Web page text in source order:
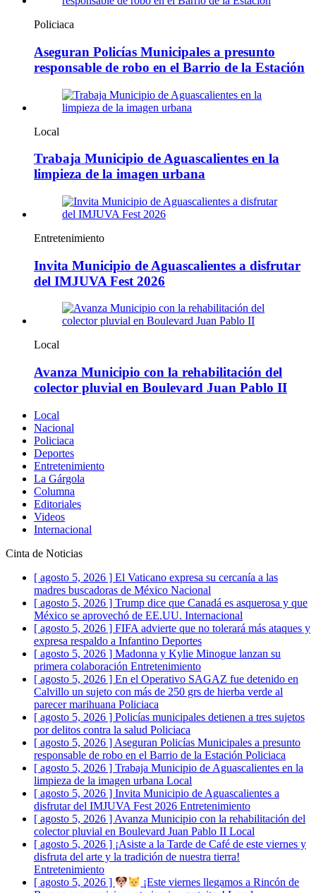
Policiaca
Aseguran Policías Municipales a presunto
responsable de robo en el Barrio de la Estación
Local
Trabaja Municipio de Aguascalientes en la
limpieza de la imagen urbana
Entretenimiento
Invita Municipio de Aguascalientes a disfrutar
del IMJUVA Fest 2026
Local
Avanza Municipio con la rehabilitación del
colector pluvial en Boulevard Juan Pablo II
Local
Nacional
Policiaca
Deportes
Entretenimiento
La Gárgola
Columna
Editoriales
Videos
Internacional
Cinta de Noticias
[ agosto 5, 2026 ] El Vaticano expresa su cercanía a las
madres buscadoras de México Nacional
[ agosto 5, 2026 ] Trump dice que Canadá es asquerosa y que
México se aprovechó de EE.UU. Internacional
[ agosto 5, 2026 ] FIFA advierte que no tolerará más ataques y
expresa respaldo a Infantino Deportes
[ agosto 5, 2026 ] Madonna y Kylie Minogue lanzan su
primera colaboración Entretenimiento
[ agosto 5, 2026 ] En el Operativo SAGAZ fue detenido en
Calvillo un sujeto con más de 250 grs de hierba verde al
parecer marihuana Policiaca
[ agosto 5, 2026 ] Policías municipales detienen a tres sujetos
por delitos contra la salud Policiaca
[ agosto 5, 2026 ] Aseguran Policías Municipales a presunto
responsable de robo en el Barrio de la Estación Policiaca
[ agosto 5, 2026 ] Trabaja Municipio de Aguascalientes en la
limpieza de la imagen urbana Local
[ agosto 5, 2026 ] Invita Municipio de Aguascalientes a
disfrutar del IMJUVA Fest 2026 Entretenimiento
[ agosto 5, 2026 ] Avanza Municipio con la rehabilitación del
colector pluvial en Boulevard Juan Pablo II Local
[ agosto 5, 2026 ] ¡Asiste a la Tarde de Café de este viernes y
disfruta del arte y la tradición de nuestra tierra!
Entretenimiento
[ agosto 5, 2026 ]
¡Este viernes llegamos a Rincón de